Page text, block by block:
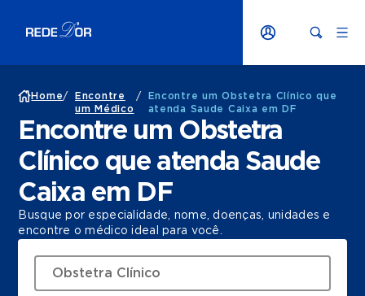
Home/
Encontre
um Médico
/
Encontre um Obstetra Clínico que
atenda Saude Caixa em DF
Encontre um Obstetra
Clínico que atenda Saude
Caixa em DF
Busque por especialidade, nome, doenças, unidades e
encontre o médico ideal para você.